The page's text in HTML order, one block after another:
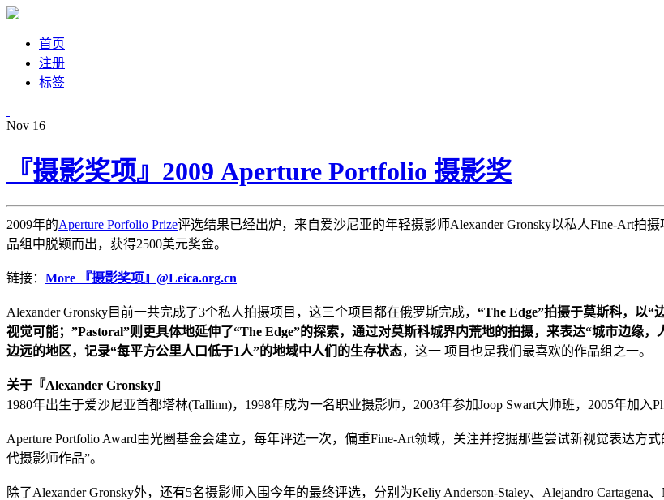
首页
注册
标签
Nov 16
『摄影奖项』2009 Aperture Portfolio 摄影奖
2009年的Aperture Porfolio Prize评选结果已经出炉，来自爱沙尼亚的年轻摄影师Alexander Gronsky以私人Fine-Art拍摄
品组中脱颖而出，获得2500美元奖金。
链接： More 『摄影奖项』@Leica.org.cn
Alexander Gronsky目前一共完成了3个私人拍摄项目，这三个项目都在俄罗斯完成， “The Edge”拍摄于莫斯科，以“
视觉可能；”Pastoral”则更具体地延伸了“The Edge”的探索，通过对莫斯科城界内荒地的拍摄，来表达“城市边缘
边远的地区，记录“每平方公里人口低于1人”的地域中人们的生存状态，这一 项目也是我们最喜欢的作品组之一。
关于『Alexander Gronsky』
1980年出生于爱沙尼亚首都塔林(Tallinn)，1998年成为一名职业摄影师，2003年参加Joop Swart大师班，2005年加入
Aperture Portfolio Award由光圈基金会建立，每年评选一次，偏重Fine-Art领域，关注并挖掘那些尝试新视觉表达
代摄影师作品”。
除了Alexander Gronsky外，还有5名摄影师入围今年的最终评选，分别为Keliy Anderson-Staley、Alejandro Cartagena、